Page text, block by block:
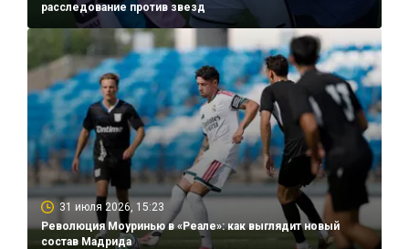
расследование против звезд
31 июля 2026, 15:23
Революция Моуринью в «Реале»: как выглядит новый
состав Мадрида